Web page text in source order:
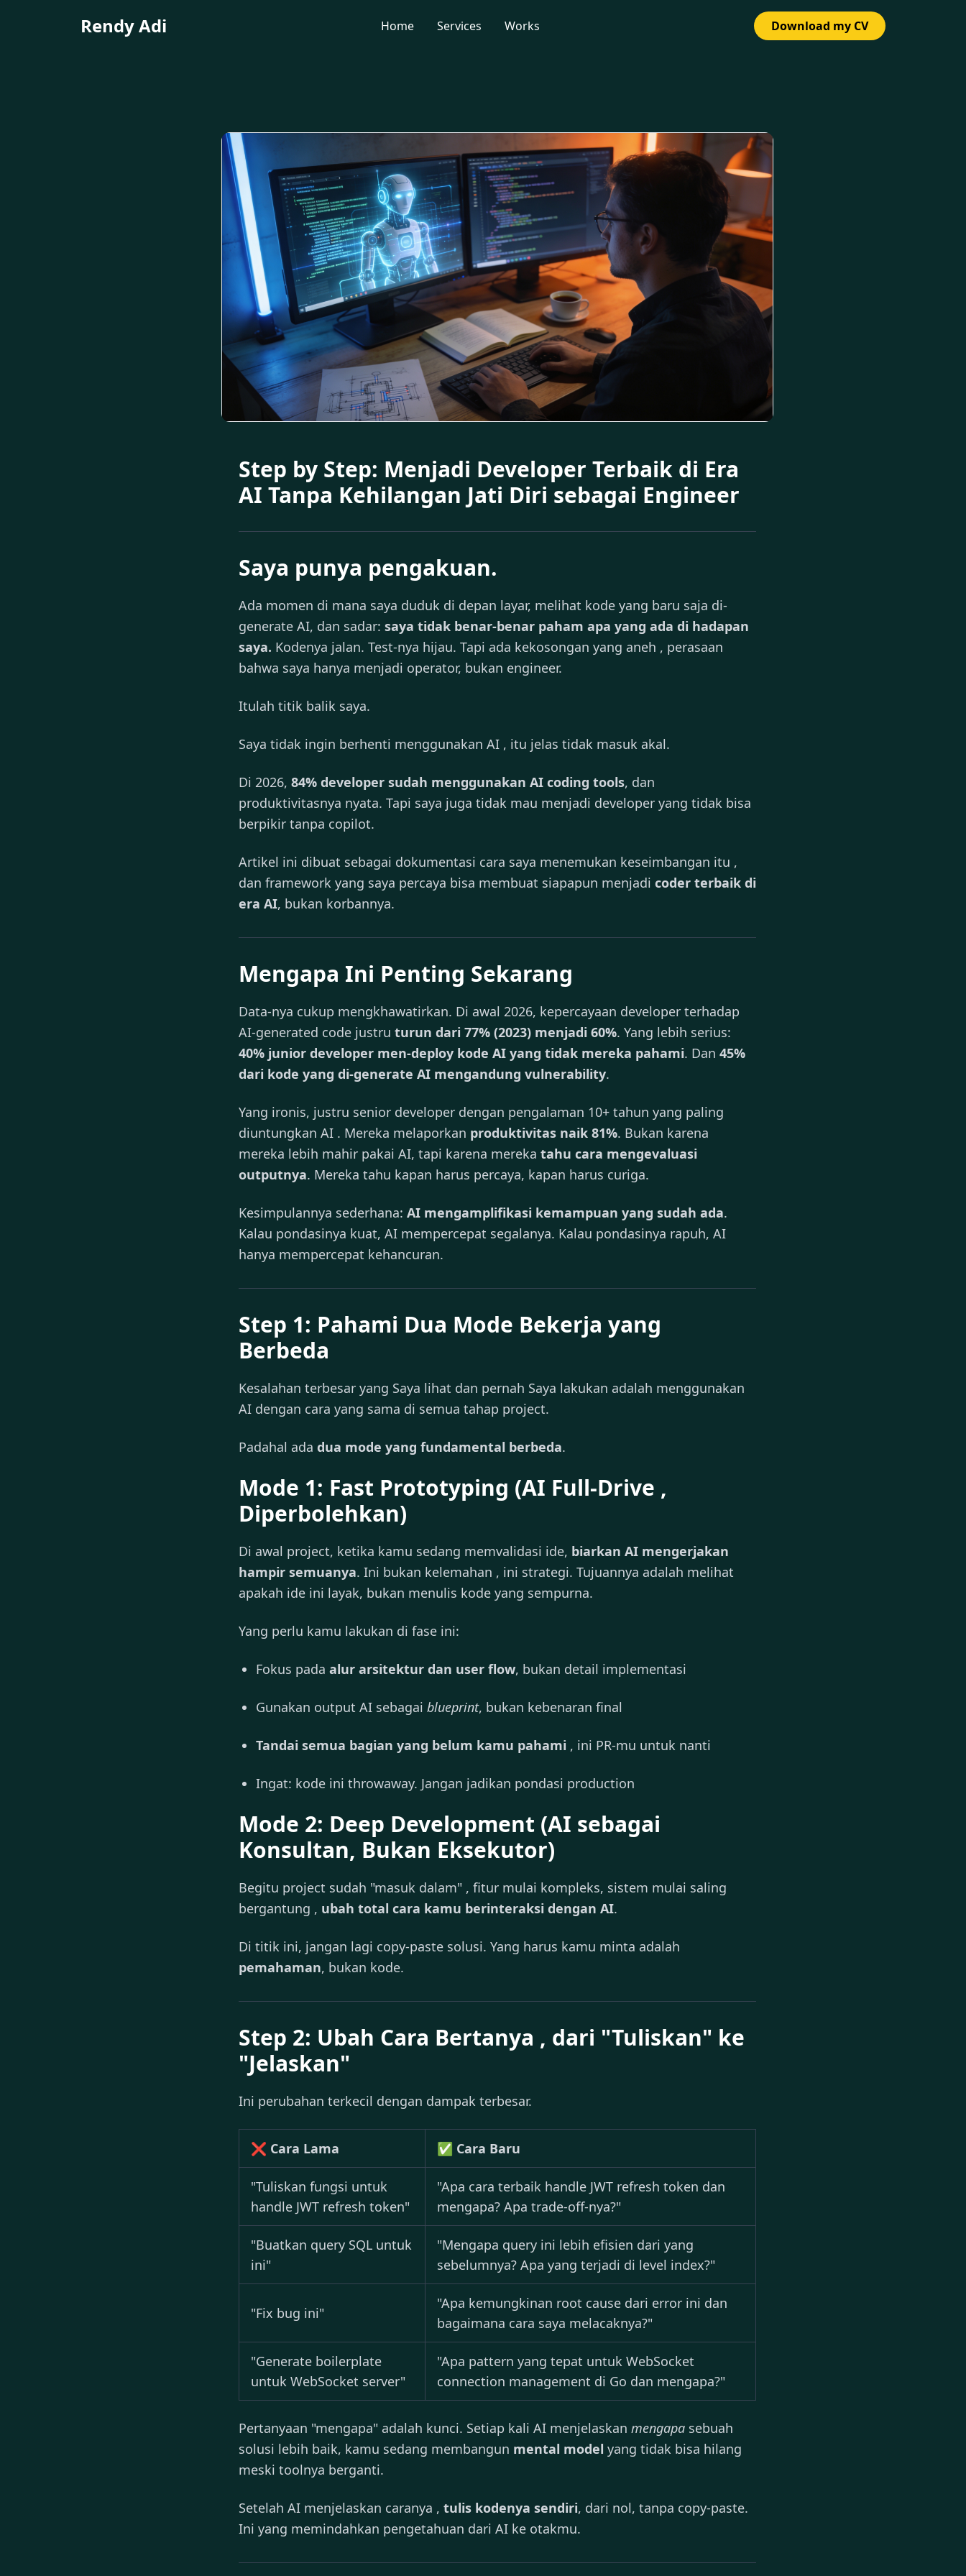
Rendy Adi Home Services Works Download my CV
Step by Step: Menjadi Developer Terbaik di Era
AI Tanpa Kehilangan Jati Diri sebagai Engineer
Saya punya pengakuan.
Ada momen di mana saya duduk di depan layar, melihat kode yang baru saja di-
generate AI, dan sadar: saya tidak benar-benar paham apa yang ada di hadapan
saya. Kodenya jalan. Test-nya hijau. Tapi ada kekosongan yang aneh , perasaan
bahwa saya hanya menjadi operator, bukan engineer.
Itulah titik balik saya.
Saya tidak ingin berhenti menggunakan AI , itu jelas tidak masuk akal.
Di 2026, 84% developer sudah menggunakan AI coding tools, dan
produktivitasnya nyata. Tapi saya juga tidak mau menjadi developer yang tidak bisa
berpikir tanpa copilot.
Artikel ini dibuat sebagai dokumentasi cara saya menemukan keseimbangan itu ,
dan framework yang saya percaya bisa membuat siapapun menjadi coder terbaik di
era AI, bukan korbannya.
Mengapa Ini Penting Sekarang
Data-nya cukup mengkhawatirkan. Di awal 2026, kepercayaan developer terhadap
AI-generated code justru turun dari 77% (2023) menjadi 60%. Yang lebih serius:
40% junior developer men-deploy kode AI yang tidak mereka pahami. Dan 45%
dari kode yang di-generate AI mengandung vulnerability.
Yang ironis, justru senior developer dengan pengalaman 10+ tahun yang paling
diuntungkan AI . Mereka melaporkan produktivitas naik 81%. Bukan karena
mereka lebih mahir pakai AI, tapi karena mereka tahu cara mengevaluasi
outputnya. Mereka tahu kapan harus percaya, kapan harus curiga.
Kesimpulannya sederhana: AI mengamplifikasi kemampuan yang sudah ada.
Kalau pondasinya kuat, AI mempercepat segalanya. Kalau pondasinya rapuh, AI
hanya mempercepat kehancuran.
Step 1: Pahami Dua Mode Bekerja yang
Berbeda
Kesalahan terbesar yang Saya lihat dan pernah Saya lakukan adalah menggunakan
AI dengan cara yang sama di semua tahap project.
Padahal ada dua mode yang fundamental berbeda.
Mode 1: Fast Prototyping (AI Full-Drive ,
Diperbolehkan)
Di awal project, ketika kamu sedang memvalidasi ide, biarkan AI mengerjakan
hampir semuanya. Ini bukan kelemahan , ini strategi. Tujuannya adalah melihat
apakah ide ini layak, bukan menulis kode yang sempurna.
Yang perlu kamu lakukan di fase ini:
Fokus pada alur arsitektur dan user flow, bukan detail implementasi
Gunakan output AI sebagai blueprint, bukan kebenaran final
Tandai semua bagian yang belum kamu pahami , ini PR-mu untuk nanti
Ingat: kode ini throwaway. Jangan jadikan pondasi production
Mode 2: Deep Development (AI sebagai
Konsultan, Bukan Eksekutor)
Begitu project sudah "masuk dalam" , fitur mulai kompleks, sistem mulai saling
bergantung , ubah total cara kamu berinteraksi dengan AI.
Di titik ini, jangan lagi copy-paste solusi. Yang harus kamu minta adalah
pemahaman, bukan kode.
Step 2: Ubah Cara Bertanya , dari "Tuliskan" ke
"Jelaskan"
Ini perubahan terkecil dengan dampak terbesar.
❌ Cara Lama ✅ Cara Baru
"Tuliskan fungsi untuk
handle JWT refresh token"
"Apa cara terbaik handle JWT refresh token dan
mengapa? Apa trade-off-nya?"
"Buatkan query SQL untuk
ini"
"Mengapa query ini lebih efisien dari yang
sebelumnya? Apa yang terjadi di level index?"
"Fix bug ini"
"Apa kemungkinan root cause dari error ini dan
bagaimana cara saya melacaknya?"
"Generate boilerplate
untuk WebSocket server"
"Apa pattern yang tepat untuk WebSocket
connection management di Go dan mengapa?"
Pertanyaan "mengapa" adalah kunci. Setiap kali AI menjelaskan mengapa sebuah
solusi lebih baik, kamu sedang membangun mental model yang tidak bisa hilang
meski toolnya berganti.
Setelah AI menjelaskan caranya , tulis kodenya sendiri, dari nol, tanpa copy-paste.
Ini yang memindahkan pengetahuan dari AI ke otakmu.